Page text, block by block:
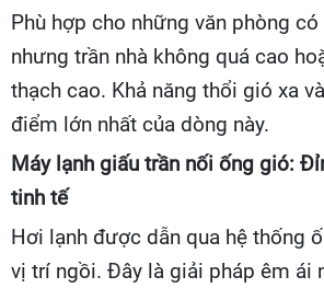
Phù hợp cho những văn phòng
nhưng trần nhà không quá cao
thạch cao. Khả năng thổi gió xa
điểm lớn nhất của dòng này.
Máy lạnh giấu trần nối ống gió:
tinh tế
Hơi lạnh được dẫn qua hệ thống
vị trí ngồi. Đây là giải pháp êm ái